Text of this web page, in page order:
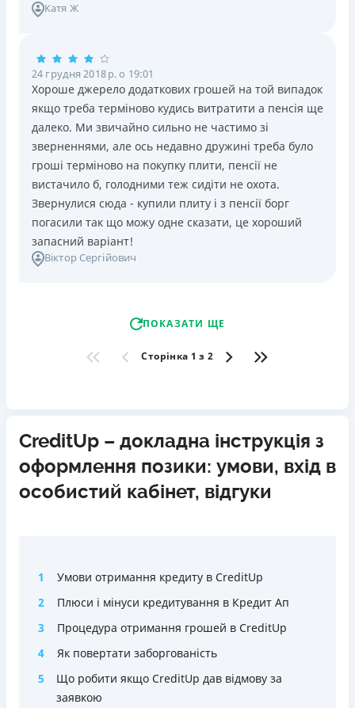
Катя Ж
24 грудня 2018 р. о 19:01
Хороше джерело додаткових грошей на той випадок
якщо треба терміново кудись витратити а пенсія ще
далеко. Ми звичайно сильно не частимо зі
зверненнями, але ось недавно дружині треба було
гроші терміново на покупку плити, пенсії не
вистачило б, голодними теж сидіти не охота.
Звернулися сюда - купили плиту і з пенсії борг
погасили так що можу одне сказати, це хороший
запасний варіант!
Віктор Сергійович
ПОКАЗАТИ ЩЕ
Сторінка 1 з 2
CreditUp – докладна інструкція з
оформлення позики: умови, вхід в
особистий кабінет, відгуки
1
Умови отримання кредиту в CreditUp
2
Плюси і мінуси кредитування в Кредит Ап
3
Процедура отримання грошей в CreditUp
4
Як повертати заборгованість
5
Що робити якщо CreditUp дав відмову за
заявкою